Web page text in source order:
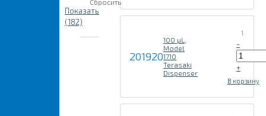
Сбросить
Показать
(182)
201920
100 µL,
Model
1710
Terasaki
Dispenser
1
-
+
В корзину